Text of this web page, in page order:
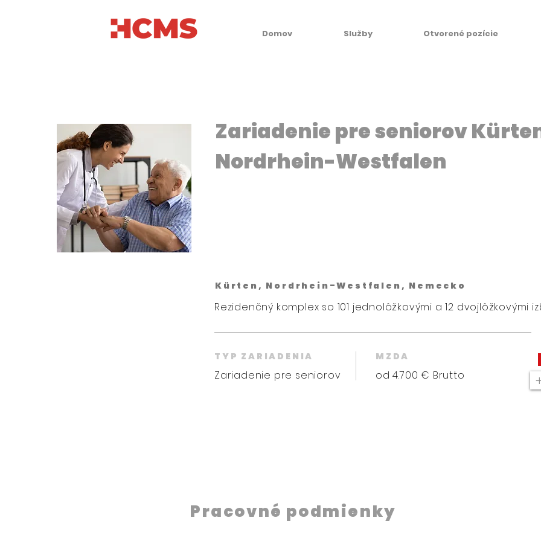
Domov Služby Otvorené pozície
Zariadenie pre seniorov
Nordrhein-Westfalen
Kürten, Nordrhein-Westfalen, Nemecko
Rezidenčný komplex so 101 jednolôžkovými a 12 dvojlôžkovými
TYP ZARIADENIA
Zariadenie pre seniorov
MZDA
od 4.700 € Brutto
Pracovné podmienky